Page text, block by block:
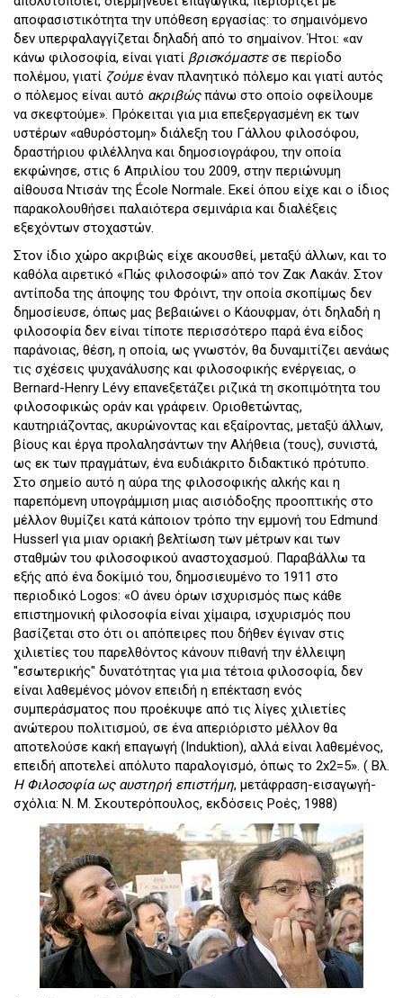
αποφασιστικότητα την υπόθεση εργασίας: το σημαινόμενο
δεν υπερφαλαγγίζεται δηλαδή από το σημαίνον. Ήτοι: «αν
κάνω φιλοσοφία, είναι γιατί βρισκόμαστεσε περίοδο
πολέμου, γιατί ζούμεέναν πλανητικό πόλεμο και γιατί αυτός
ο πόλεμος είναι αυτό ακριβώςπάνω στο οποίο οφείλουμε
να σκεφτούμε». Πρόκειται για μια επεξεργασμένη εκ των
υστέρων «αθυρόστομη» διάλεξη του Γάλλου φιλοσόφου,
δραστήριου φιλέλληνα και δημοσιογράφου, την οποία
εκφώνησε, στις 6 Απριλίου του 2009, στην περιώνυμη
αίθουσα Ντισάν της École Normale. Εκεί όπου είχε και ο ίδιος
παρακολουθήσει παλαιότερα σεμινάρια και διαλέξεις
εξεχόντων στοχαστών.
Στον ίδιο χώρο ακριβώς είχε ακουσθεί, μεταξύ άλλων, και το
καθόλα αιρετικό «Πώς φιλοσοφώ» από τον Ζακ Λακάν. Στον
αντίποδα της άποψης του Φρόιντ, την οποία σκοπίμως δεν
δημοσίευσε, όπως μας βεβαιώνει ο Κάουφμαν, ότι δηλαδή η
φιλοσοφία δεν είναι τίποτε περισσότερο παρά ένα είδος
παράνοιας, θέση, η οποία, ως γνωστόν, θα δυναμιτίζει αενάως
τις σχέσεις ψυχανάλυσης και φιλοσοφικής ενέργειας, ο
Bernard-Henry Lévy επανεξετάζει ριζικά τη σκοπιμότητα του
φιλοσοφικώς οράν και γράφειν. Οριοθετώντας,
καυτηριάζοντας, ακυρώνοντας και εξαίροντας, μεταξύ άλλων,
βίους και έργα προλαλησάντων την Αλήθεια (τους), συνιστά,
ως εκ των πραγμάτων, ένα ευδιάκριτο διδακτικό πρότυπο.
Στο σημείο αυτό η αύρα της φιλοσοφικής αλκής και η
παρεπόμενη υπογράμμιση μιας αισιόδοξης προοπτικής στο
μέλλον θυμίζει κατά κάποιον τρόπο την εμμονή του Edmund
Husserl για μιαν οριακή βελτίωση των μέτρων και των
σταθμών του φιλοσοφικού αναστοχασμού. Παραβάλλω τα
εξής από ένα δοκίμιό του, δημοσιευμένο το 1911 στο
περιοδικό Logos: «Ο άνευ όρων ισχυρισμός πως κάθε
επιστημονική φιλοσοφία είναι χίμαιρα, ισχυρισμός που
βασίζεται στο ότι οι απόπειρες που δήθεν έγιναν στις
χιλιετίες του παρελθόντος κάνουν πιθανή την έλλειψη
"εσωτερικής" δυνατότητας για μια τέτοια φιλοσοφία, δεν
είναι λαθεμένος μόνον επειδή η επέκταση ενός
συμπεράσματος που προέκυψε από τις λίγες χιλιετίες
ανώτερου πολιτισμού, σε ένα απεριόριστο μέλλον θα
αποτελούσε κακή επαγωγή (Induktion), αλλά είναι λαθεμένος,
επειδή αποτελεί απόλυτο παραλογισμό, όπως το 2x2=5». ( Βλ.
Η Φιλοσοφία ως αυστηρή επιστήμη, μετάφραση-εισαγωγή-
σχόλια: Ν. Μ. Σκουτερόπουλος, εκδόσεις Ροές, 1988)